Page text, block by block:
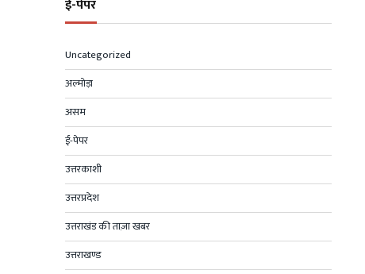
ई-पेपर
Uncategorized
अल्मोड़ा
असम
ई-पेपर
उत्तरकाशी
उत्तरप्रदेश
उत्तराखंड की ताज़ा खबर
उत्तराखण्ड